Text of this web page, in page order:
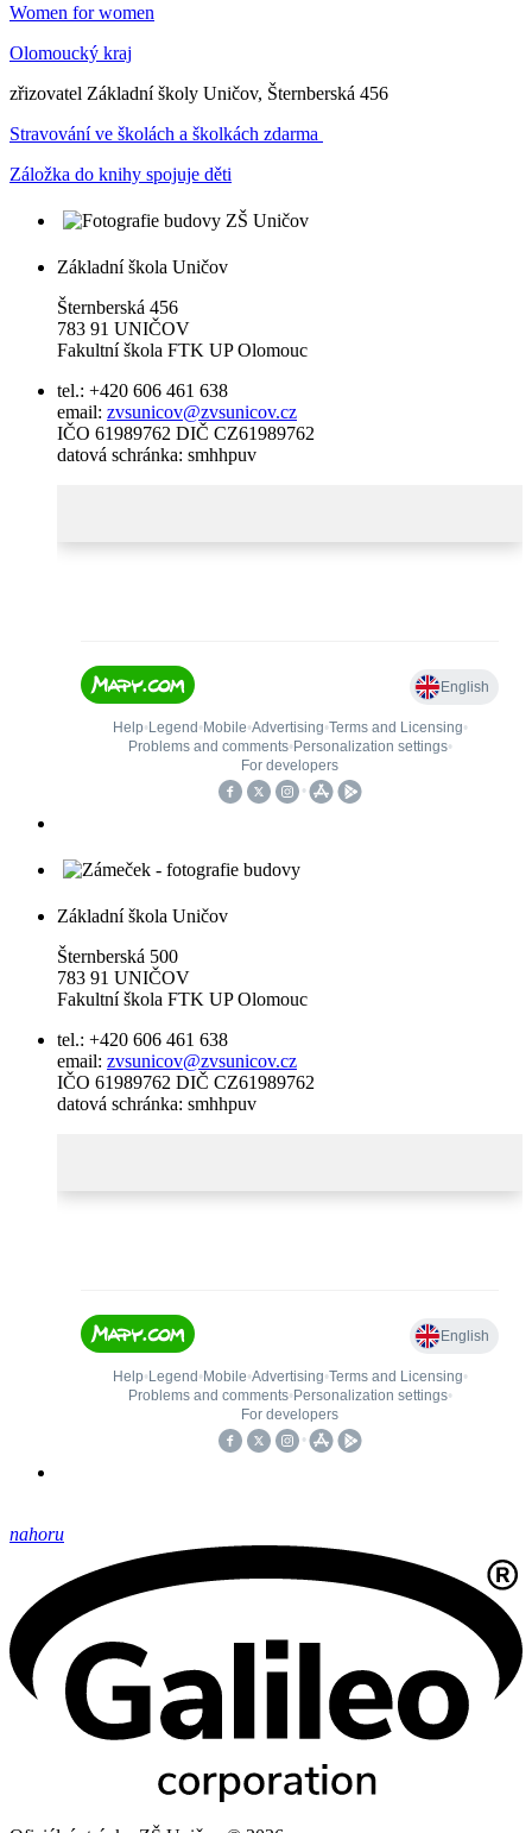
Women for women
Olomoucký kraj
zřizovatel Základní školy Uničov, Šternberská 456
Stravování ve školách a školkách zdarma
Záložka do knihy spojuje děti
Základní škola Uničov
Šternberská 456
783 91 UNIČOV
Fakultní škola FTK UP Olomouc
tel.: +420 606 461 638
email: zvsunicov@zvsunicov.cz
IČO 61989762 DIČ CZ61989762
datová schránka: smhhpuv
Základní škola Uničov
Šternberská 500
783 91 UNIČOV
Fakultní škola FTK UP Olomouc
tel.: +420 606 461 638
email: zvsunicov@zvsunicov.cz
IČO 61989762 DIČ CZ61989762
datová schránka: smhhpuv
nahoru